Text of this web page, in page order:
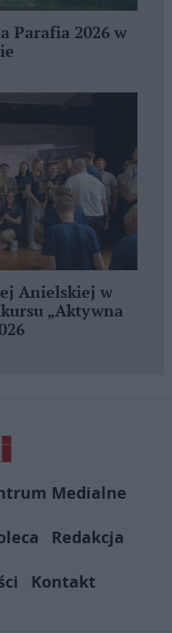
Parafia 2026 w
Anielskiej w
„Aktywna
Medialne
Redakcja
Kontakt